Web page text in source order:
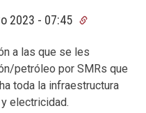
2023 - 07:45
a las que se les
petróleo por SMRs que
toda la infraestructura
electricidad.